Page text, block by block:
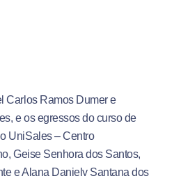
Carlos Ramos Dumer e
e os egressos do curso de
UniSales – Centro
Geise Senhora dos Santos,
e Alana Daniely Santana dos